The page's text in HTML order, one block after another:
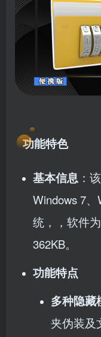
功能特色
基本信息 ：
Windows 7
统，，软件
362KB。
功能特点
多种隐藏
夹伪装及